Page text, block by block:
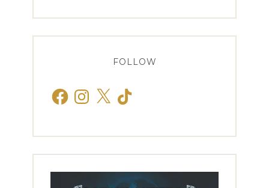
FOLLOW
FacebookInstagram
X TikTok